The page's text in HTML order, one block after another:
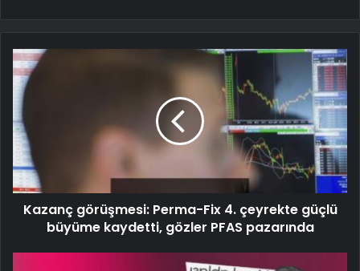
Kazanç görüşmesi: Perma-Fix 4. çeyrekte güçlü
büyüme kaydetti, gözler PFAS pazarında